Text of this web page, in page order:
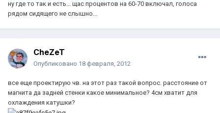
ну где то так и есть... щас процентов на 60-70 включал, голоса
рядом сидящего не слышно...
CheZeT
Опубликовано 18 февраля, 2012
все еще проектирую чв. на этот раз такой вопрос. расстояние от
магнита да задней стенки какое минимальное? 4см хватит для
охлаждения катушки?